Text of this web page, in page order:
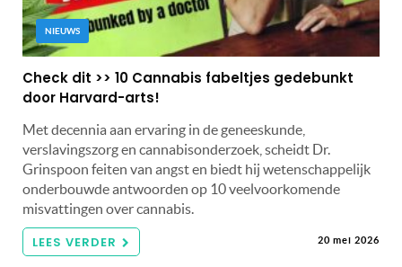
NIEUWS
Check dit >> 10 Cannabis fabeltjes gedebunkt
door Harvard-arts!
Met decennia aan ervaring in de geneeskunde,
verslavingszorg en cannabisonderzoek, scheidt Dr.
Grinspoon feiten van angst en biedt hij wetenschappelijk
onderbouwde antwoorden op 10 veelvoorkomende
misvattingen over cannabis.
LEES VERDER 20 mei 2026